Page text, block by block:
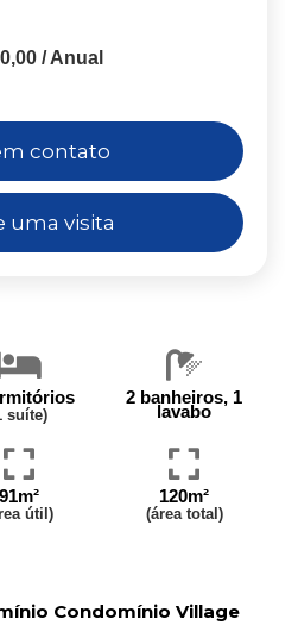
/ Anual
contato
uma visita
suíte)
2 banheiros, 1
lavabo
91m²
útil)
120m²
(área total)
Condomínio Village